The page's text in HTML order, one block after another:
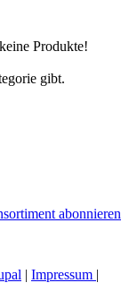
Produkte!
gibt.
| Impressum |